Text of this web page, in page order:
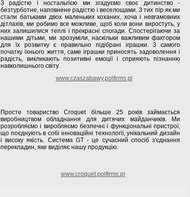
З радістю і ностальгією ми згадуємо своє дитинство -
безтурботне, наповнене радістю і веселощами. З тих пір як ми
стали батьками двох маленьких коханих, хоча і невгамовних
дітлахів, ми робимо все можливе, щоб коли вони виростуть, у
них залишилися теплі і прекрасні спогади. Спостерігаючи за
нашими дітьми, ми зрозуміли, наскільки важливим фактором
для їх розвитку є правильно підібрані іграшки. З самого
початку їхнього життя, саме іграшки приносять задоволення і
радість, викликають позитивні емоції і сприяють пізнанню
навколишнього світу.
www.czaszabawy.polfirms.pl
Просте товариство Croquet більше 25 років займається
виробництвом обладнання для дитячих майданчиків. Ми
розробляємо і виробляємо безпечні і функціональні пристрої,
що поєднують в собі інноваційні технології, унікальний дизайн
і високу якість. Система GT - це сучасний спосіб з'єднання
перекладин, яке виділяє нашу продукцію.
www.croquet.polfirms.pl